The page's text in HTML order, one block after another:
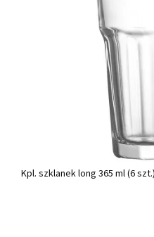
Kpl. szklanek long 365 ml (6